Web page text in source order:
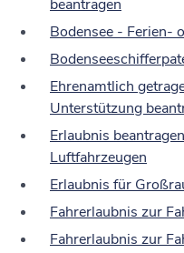
beantragen
Bodensee - Ferien-
Ehrenamtlich
Unterstützung
Erlaubnis
Luftfahrzeugen
Erlaubnis für
Fahrerlaubnis zur
Fahrerlaubnis zur